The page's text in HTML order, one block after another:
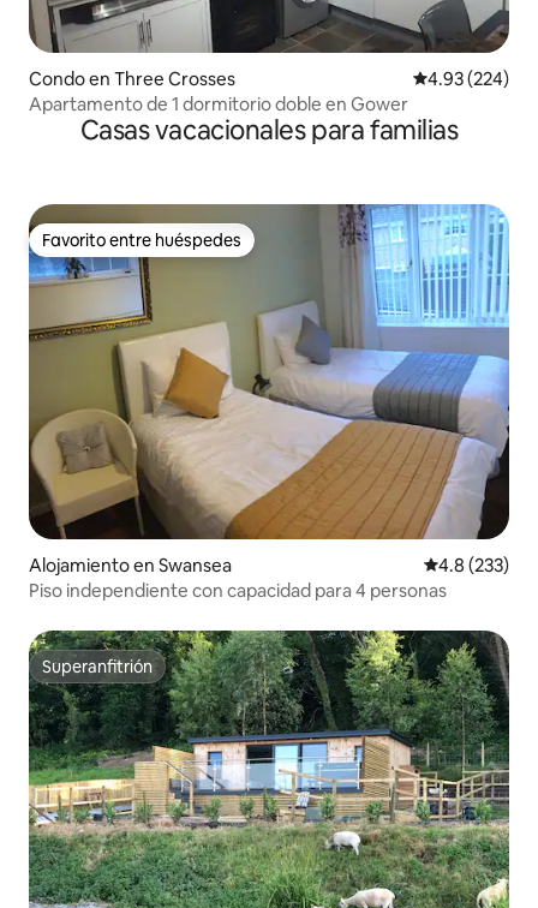
Condo en Three Crosses Calificación
4.93 (224)
Apartamento de 1 dormitorio doble en Gower
Casas vacacionales para familias
Favorito entre huéspedes
Favorito entre huéspedes
Alojamiento en Swansea Calificación
4.8 (233)
Piso independiente con capacidad para 4 personas
Superanfitrión
Superanfitrión